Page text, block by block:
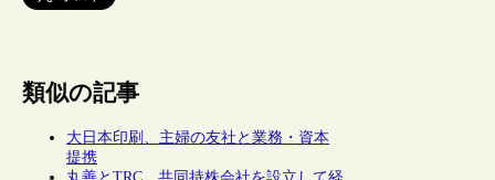
類似の記事
大日本印刷、主婦の友社と業務・資本
提携